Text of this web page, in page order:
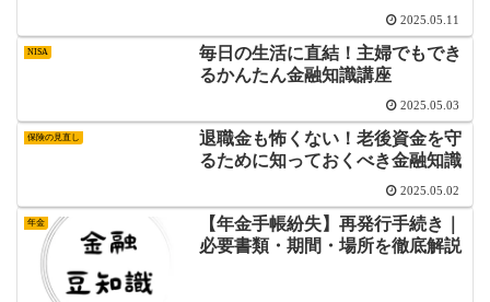
2025.05.11
NISA
毎日の生活に直結！主婦でもでき
るかんたん金融知識講座
2025.05.03
保険の見直し
退職金も怖くない！老後資金を守
るために知っておくべき金融知識
2025.05.02
年金
【年金手帳紛失】再発行手続き｜
必要書類・期間・場所を徹底解説